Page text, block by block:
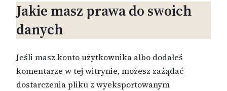
Jakie masz prawa do swoich
danych
Jeśli masz konto użytkownika albo dodałeś
komentarze w tej witrynie, możesz zażądać
dostarczenia pliku z wyeksportowanym